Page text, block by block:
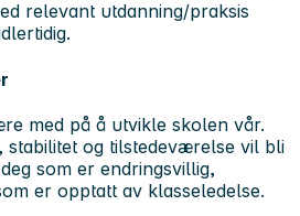
relevant utdanning/praksis
med på å utvikle skolen vår.
stabilitet og tilstedeværelse vil bli
som er endringsvillig,
er opptatt av klasseledelse.